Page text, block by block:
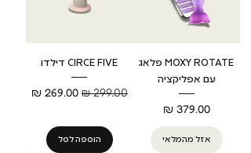
MOXY ROTATE פלאג
עם אפליקציה
מחיר‏379.00 ‏₪
אזל מהמלאי
CIRCE FIVE דילדו
מחיר רגיל‏299.00 ‏₪ מחיר מבצע‏269.00 ‏₪
הוספה לסל